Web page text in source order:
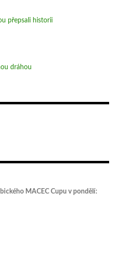
přepsali historii
dráhou
MACEC Cupu v pondělí: